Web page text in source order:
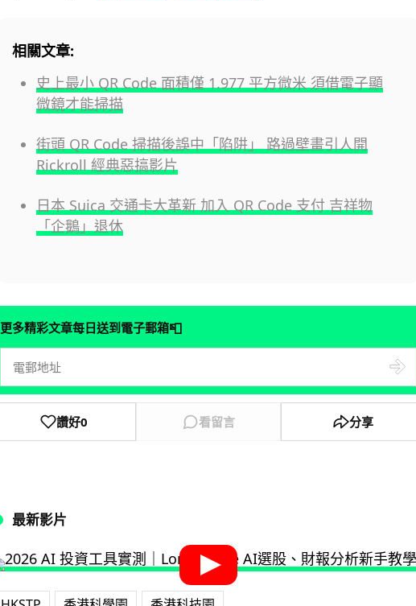
相關文章:
史上最小 QR Code 面積僅 1.977 平方微米 須借電子顯
微鏡才能掃描
街頭 QR Code 掃描後誤中「陷阱」 路過壁畫引人開
Rickroll 經典惡搞影片
日本 Suica 交通卡大革新 加入 QR Code 支付 吉祥物
「企鵝」退休
更多精彩文章每日送到電子郵箱📮
讚好0 看留言 分享
最新影片